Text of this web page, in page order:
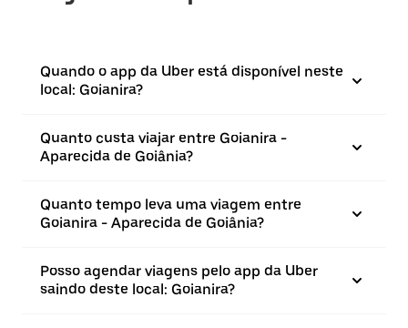
Quando o app da Uber está disponível neste
local: Goianira?
Quanto custa viajar entre Goianira -
Aparecida de Goiânia?
Quanto tempo leva uma viagem entre
Goianira - Aparecida de Goiânia?
Posso agendar viagens pelo app da Uber
saindo deste local: Goianira?